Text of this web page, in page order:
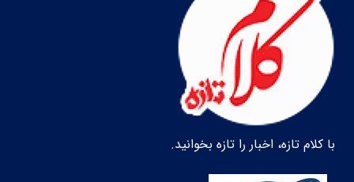
با کلام تازه، اخبار را تازه بخوانید.